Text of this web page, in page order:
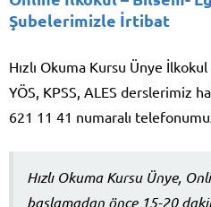
Şubelerimizle İrtibat
Hızlı Okuma Kursu Ünye
YÖS, KPSS, ALES derslerimiz
621 11 41 numaralı
Hızlı Okuma Kursu Ünye,
başlamadan önce 15-20